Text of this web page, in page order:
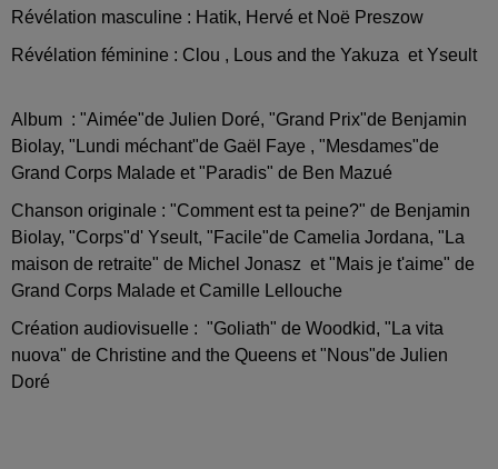
Révélation masculine : Hatik, Hervé et Noë Preszow
Révélation féminine : Clou , Lous and the Yakuza et Yseult
Album : "Aimée"de Julien Doré, "Grand Prix"de Benjamin
Biolay, "Lundi méchant"de Gaël Faye , "Mesdames"de
Grand Corps Malade et "Paradis" de Ben Mazué
Chanson originale : "Comment est ta peine?" de Benjamin
Biolay, "Corps"d' Yseult, "Facile"de Camelia Jordana, "La
maison de retraite" de Michel Jonasz et "Mais je t'aime" de
Grand Corps Malade et Camille Lellouche
Création audiovisuelle : "Goliath" de Woodkid, "La vita
nuova" de Christine and the Queens et "Nous"de Julien
Doré